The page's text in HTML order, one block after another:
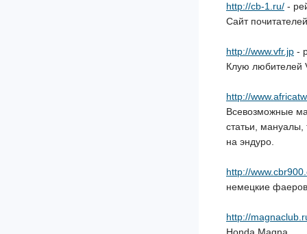
http://cb-1.ru/ -
Сайт
http://www.vfr.jp -
Клую любителей
http://
Всевозможные
статьи, мануалы,
на эндуро.
http://
немецкие
http://